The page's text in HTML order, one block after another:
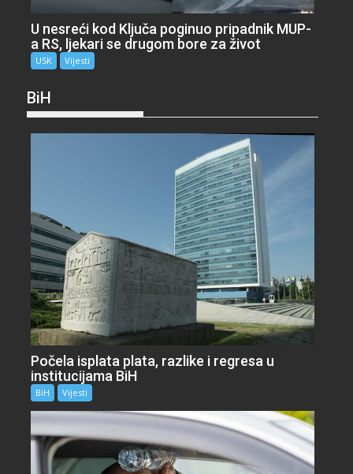
U nesreći kod Ključa poginuo pripadnik MUP-
a RS, ljekari se drugom bore za život
USK Vijesti
BiH
Počela isplata plata, razlike i regresa u
institucijama BiH
BiH Vijesti